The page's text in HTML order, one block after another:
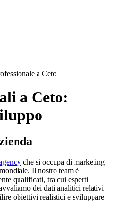
a Ceto
a Ceto:
che si occupa di marketing
Il nostro team è
qualificati, tra cui esperti
dei dati analitici relativi
obiettivi realistici e sviluppare